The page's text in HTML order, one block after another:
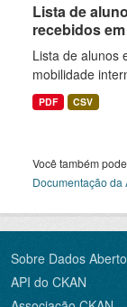
Lista de
recebidos
Lista de alunos
mobilidade
PDF CSV
Você também
Documentação da
Sobre Dados
API do CKAN